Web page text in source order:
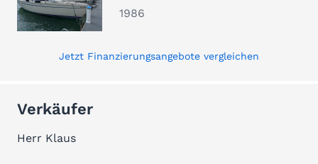
1986
Jetzt Finanzierungsangebote vergleichen
Verkäufer
Herr Klaus